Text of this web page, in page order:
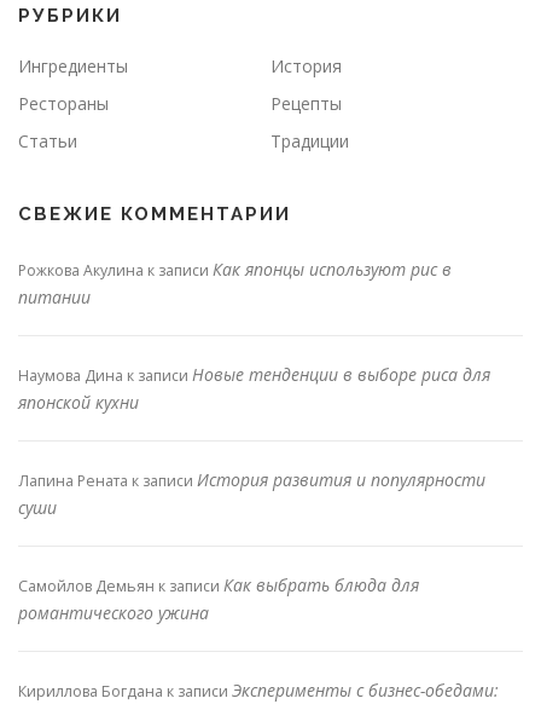
РУБРИКИ
Ингредиенты
История
Рестораны
Рецепты
Статьи
Традиции
СВЕЖИЕ КОММЕНТАРИИ
Рожкова Акулина к записи Как японцы используют рис в
питании
Наумова Дина к записи Новые тенденции в выборе риса для
японской кухни
Лапина Рената к записи История развития и популярности
суши
Самойлов Демьян к записи Как выбрать блюда для
романтического ужина
Кириллова Богдана к записи Эксперименты с бизнес-обедами: